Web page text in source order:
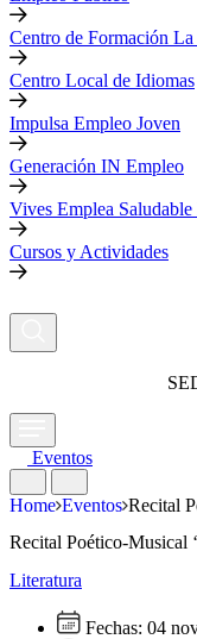
Centro de Formación La
Centro Local de Idiomas
Impulsa Empleo Joven
Generación IN Empleo
Vives Emplea
Cursos y Actividades
Eventos
Home Eventos Recital
Recital Poético-Musical
Literatura
Fechas: 04